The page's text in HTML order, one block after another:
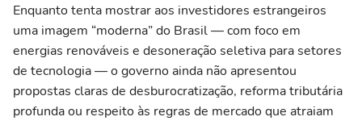
Enquanto tenta mostrar aos investidores estrangeiros
uma imagem “moderna” do Brasil — com foco em
energias renováveis e desoneração seletiva para setores
de tecnologia — o governo ainda não apresentou
propostas claras de desburocratização, reforma tributária
profunda ou respeito às regras de mercado que atraiam